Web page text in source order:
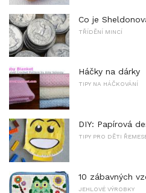
Co je
TŘÍDĚNÍ MINCÍ
Háčky na dárky
TIPY NA HÁČKOVÁNÍ
DIY: Papírová
TIPY PRO DĚTI
10 zábavných
JEHLOVÉ VÝROBKY